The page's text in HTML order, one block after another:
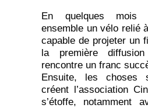
En quelques mois
ensemble un vélo relié
capable de projeter un
la première
rencontre un franc
Ensuite, les choses
créent l’association
s’étoffe, notamment